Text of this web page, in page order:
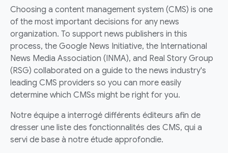
Choosing a content management system (CMS) is one
of the most important decisions for any news
organization. To support news publishers in this
process, the Google News Initiative, the International
News Media Association (INMA), and Real Story Group
(RSG) collaborated on a guide to the news industry's
leading CMS providers so you can more easily
determine which CMSs might be right for you.
Notre équipe a interrogé différents éditeurs afin de
dresser une liste des fonctionnalités des CMS, qui a
servi de base à notre étude approfondie.